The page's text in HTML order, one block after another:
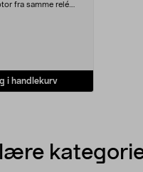
fra samme relé.
i handlekurv